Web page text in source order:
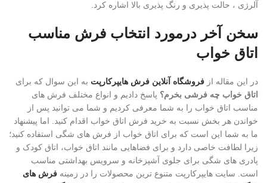
آلرژی ، حالت پذیری و رنگ پذیری بالا اشاره کرد.
سخن آخر درمورد انتخاب فرش مناسب
اتاق خواب
در این مقاله از فروشگاه آنلاین فرش هایپرکارپت به این سوال که برای
اتاق خواب چه فرشی بخرم؟ پاسخ دادیم و انواع مختلف فرش های
مناسب اتاق خواب را به شما معرفی کردیم و شما می توانید پس از
خواندن هر بخش نسبت به خرید فرش اتاق خواب اقدام کنید. اما پیشنهاد
ما به شما این است که برای اتاق خواب از فرش های شگی استفاده کنید؛
زیرا لطافت خاصی دارد و برای فضاهایی مانند اتاق خواب، اتاق کودک و
پادری های شگی برای جلوی آشپزخانه و سرویس بهداشتی مناسب
است. سایت هایپرکارپت متنوع ترین محصولات را در زمینه فرش های